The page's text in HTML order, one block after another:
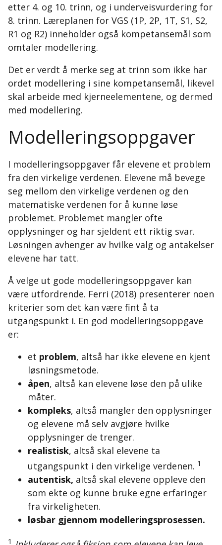
etter 4. og 10. trinn, og i underveisvurdering for
8. trinn. Læreplanen for VGS (1P, 2P, 1T, S1, S2,
R1 og R2) inneholder også kompetansemål som
omtaler modellering.
Det er verdt å merke seg at trinn som ikke har
ordet modellering i sine kompetansemål, likevel
skal arbeide med kjerneelementene, og dermed
med modellering.
Modelleringsoppgaver
I modelleringsoppgaver får elevene et problem
fra den virkelige verdenen. Elevene må bevege
seg mellom den virkelige verdenen og den
matematiske verdenen for å kunne løse
problemet. Problemet mangler ofte
opplysninger og har sjeldent ett riktig svar.
Løsningen avhenger av hvilke valg og antakelser
elevene har tatt.
Å velge ut gode modelleringsoppgaver kan
være utfordrende. Ferri (2018) presenterer noen
kriterier som det kan være fint å ta
utgangspunkt i. En god modelleringsoppgave
er:
et problem, altså har ikke elevene en kjent
løsningsmetode.
åpen, altså kan elevene løse den på ulike
måter.
kompleks, altså mangler den opplysninger
og elevene må selv avgjøre hvilke
opplysninger de trenger.
realistisk, altså skal elevene ta
utgangspunkt i den virkelige verdenen. 1
autentisk, altså skal elevene oppleve den
som ekte og kunne bruke egne erfaringer
fra virkeligheten.
løsbar gjennom modelleringsprosessen.
1